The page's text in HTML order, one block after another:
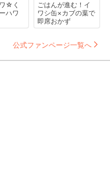
☆く
ハワ
ごはんが進む！イ
ワシ缶×カブの葉で
即席おかず
公式ファンページ一覧へ